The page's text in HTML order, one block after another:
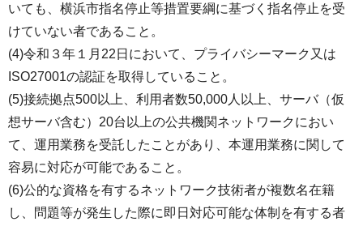
いても、横浜市指名停止等措置要綱に基づく指名停止を受
けていない者であること。
(4)令和３年１月22日において、プライバシーマーク又は
ISO27001の認証を取得していること。
(5)接続拠点500以上、利用者数50,000人以上、サーバ（仮
想サーバ含む）20台以上の公共機関ネットワークにおい
て、運用業務を受託したことがあり、本運用業務に関して
容易に対応が可能であること。
(6)公的な資格を有するネットワーク技術者が複数名在籍
し、問題等が発生した際に即日対応可能な体制を有する者